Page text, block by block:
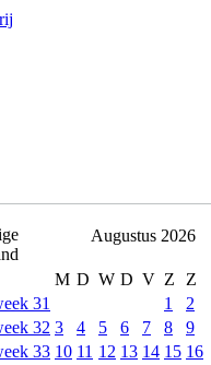
Augustus 2026
M D W D V Z
Z
1
2
3
4 5 6 7 8
9
10 11 12 13 14 15 16